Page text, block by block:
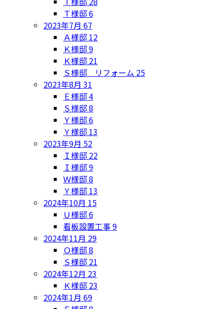
Ｔ様邸6
2023年7月 67
Ａ様邸 12
Ｋ様邸9
Ｋ様邸 21
Ｓ様邸 リフォーム 25
2023年8月 31
Ｅ様邸4
Ｓ様邸8
Ｙ様邸6
Ｙ様邸 13
2023年9月 52
Ｉ様邸 22
Ｉ様邸9
Ｗ様邸8
Ｙ様邸 13
2024年10月 15
Ｕ様邸6
看板設置工事9
2024年11月 29
Ｏ様邸8
Ｓ様邸 21
2024年12月 23
Ｋ様邸 23
2024年1月 69